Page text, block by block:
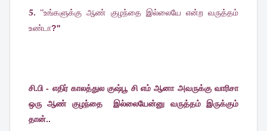
5. ''உங்களுக்கு ஆண் குழந்தை இல்லையே என்ற வருத்தம்
உண்டா?''
சி.பி - எதிர் காலத்துல குஷ்பூ சி எம் ஆனா அவருக்கு வாரிசா
ஒரு ஆண் குழந்தை இல்லையேன்னு வருத்தம் இருக்கும்
தான்..